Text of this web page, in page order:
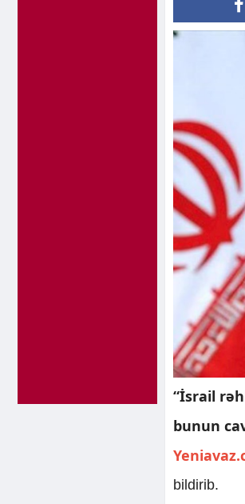
“İsrail
bunun
bildirib.